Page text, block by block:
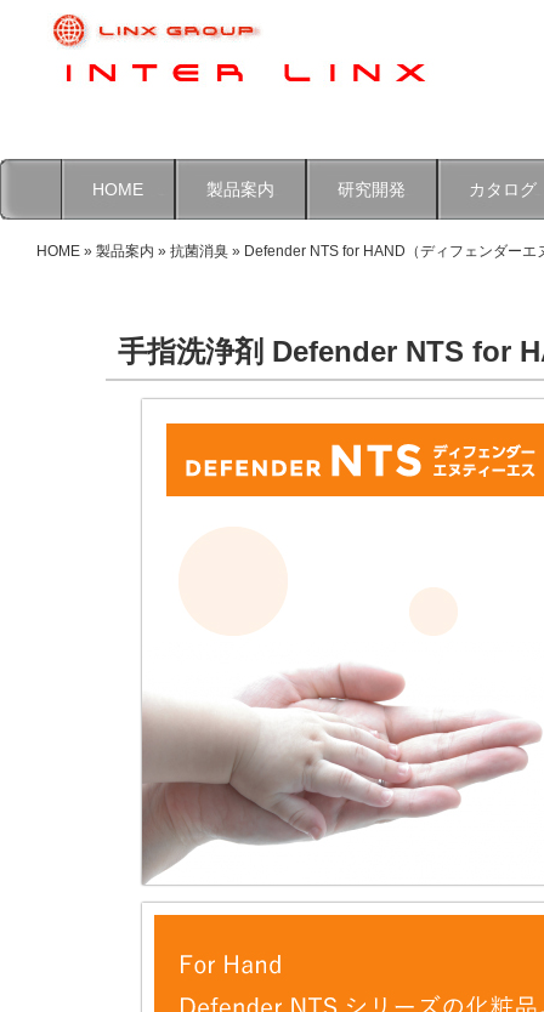
HOME 製品案内 研究開発 カタログ
HOME » 製品案内 » 抗菌消臭 » Defender NTS for HAND（ディフェンダーエ
手指洗浄剤 Defender NTS for